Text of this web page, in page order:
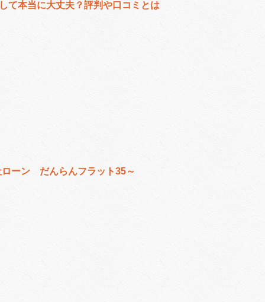
て本当に大丈夫？評判や口コミとは
ーン だんらんフラット35～